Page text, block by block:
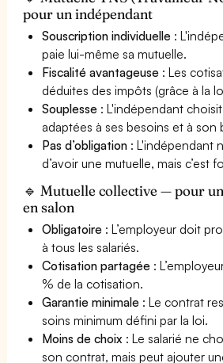
pour un indépendant
Souscription individuelle :
paie lui-même sa mutuelle.
Fiscalité avantageuse : Les
déduites des impôts (grâce à la
Souplesse : L'indépendant
adaptées à ses besoins et à son
Pas d’obligation : L'indépendant
d’avoir une mutuelle, mais c’est
🔹 Mutuelle collective — pour
en salon
Obligatoire : L’employeur doit
à tous les salariés.
Cotisation partagée :
% de la cotisation.
Garantie minimale : Le contrat
soins minimum défini par la loi.
Moins de choix : Le salarié ne
son contrat, mais peut ajouter